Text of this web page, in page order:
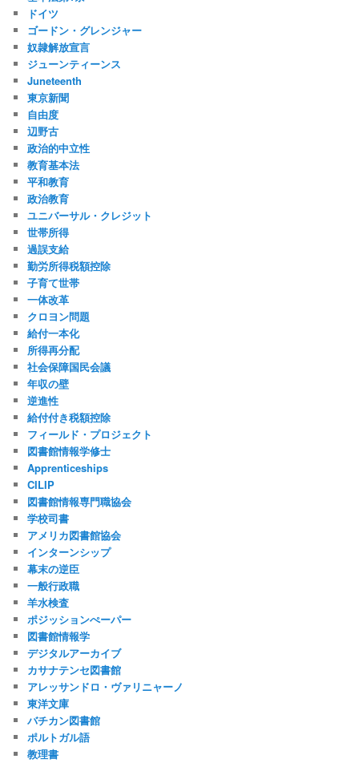
ドイツ
ゴードン・グレンジャー
奴隷解放宣言
ジューンティーンス
Juneteenth
東京新聞
自由度
辺野古
政治的中立性
教育基本法
平和教育
政治教育
ユニバーサル・クレジット
世帯所得
過誤支給
勤労所得税額控除
子育て世帯
一体改革
クロヨン問題
給付一本化
所得再分配
社会保障国民会議
年収の壁
逆進性
給付付き税額控除
フィールド・プロジェクト
図書館情報学修士
Apprenticeships
CILIP
図書館情報専門職協会
学校司書
アメリカ図書館協会
インターンシップ
幕末の逆臣
一般行政職
羊水検査
ポジッションぺーパー
図書館情報学
デジタルアーカイブ
カサナテンセ図書館
アレッサンドロ・ヴァリニャーノ
東洋文庫
バチカン図書館
ポルトガル語
教理書